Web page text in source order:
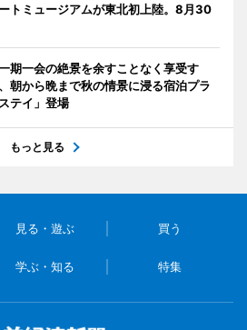
トミュージアムが東北初上陸。8月30
期一会の絶景を余すことなく享受す
朝から晩まで秋の情景に浸る宿泊プラ
テイ」登場
もっと見る
見る・遊ぶ 買う
学ぶ・知る 特集